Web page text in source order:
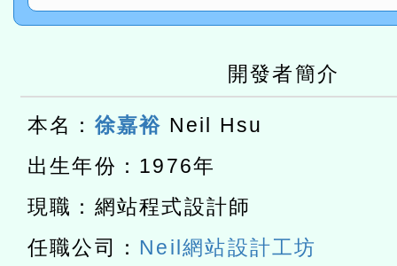
本館辦理115年度閱讀磐
讀推動專業研習
科技賦能─人工智慧(AI)工
程A3數位素養講師名單
「數位內容與教學軟體線
t」
有關大陸委員會函釋公務
赴陸應申請許可一案
轉知經濟部水利署委託財
開發者簡介
本名： 徐嘉裕 Neil Hsu
出生年份：1976年
現職：網站程式設計師
任職公司： Neil網站設計工坊